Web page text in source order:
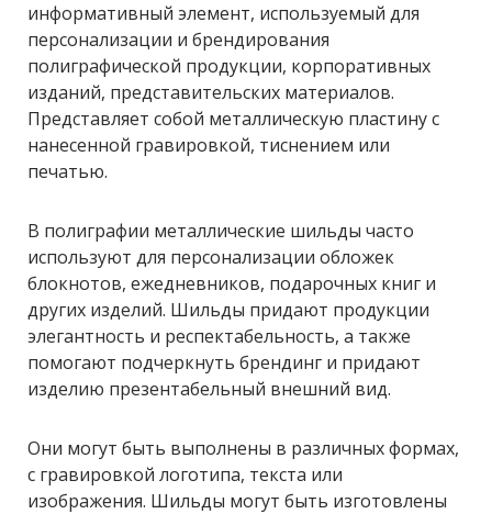
информативный элемент, используемый для
персонализации и брендирования
полиграфической продукции, корпоративных
изданий, представительских материалов.
Представляет собой металлическую пластину с
нанесенной гравировкой, тиснением или
печатью.
В полиграфии металлические шильды часто
используют для персонализации обложек
блокнотов, ежедневников, подарочных книг и
других изделий. Шильды придают продукции
элегантность и респектабельность, а также
помогают подчеркнуть брендинг и придают
изделию презентабельный внешний вид.
Они могут быть выполнены в различных формах,
с гравировкой логотипа, текста или
изображения. Шильды могут быть изготовлены